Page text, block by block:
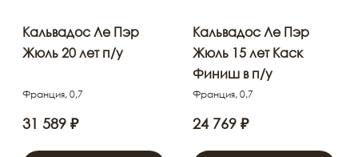
Кальвадос Ле Пэр
Жюль 20 лет п/у
Франция, 0,7
31 589 ₽
Кальвадос Ле Пэр
Жюль 15 лет Каск
Финиш в п/у
Франция, 0,7
24 769 ₽